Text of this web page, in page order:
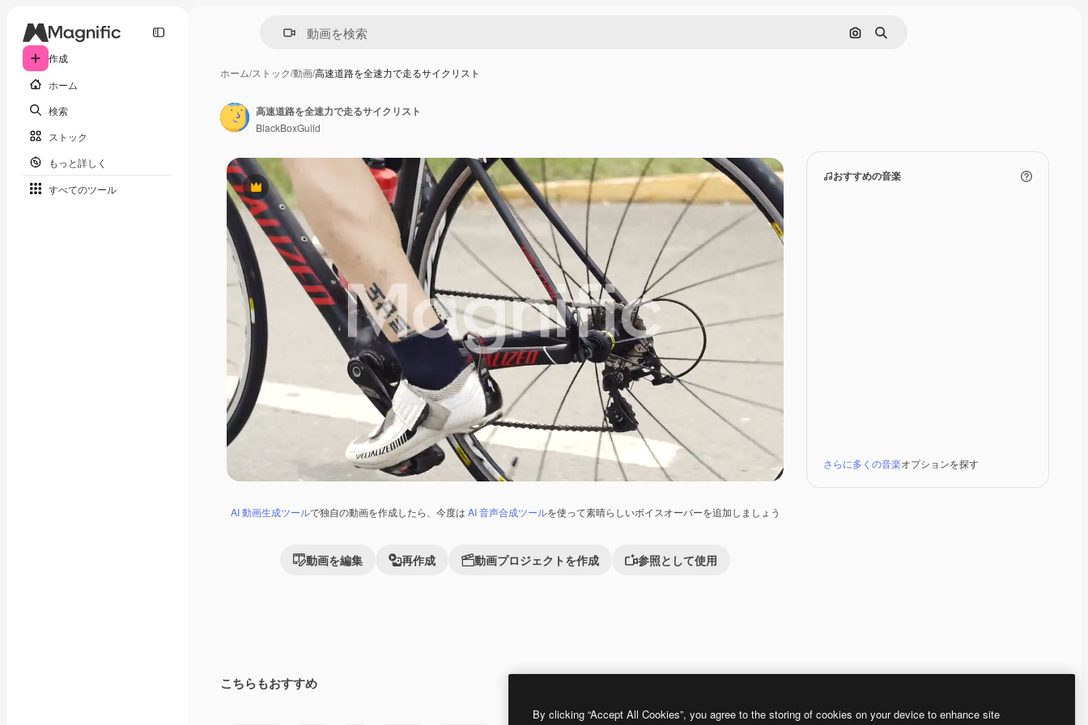
作成
ホーム
検索
ストック
もっと詳しく
すべてのツール
画像で検索
検索
ホーム/ストック/動画/高速道路を全速力で走るサイクリスト
Premium
AI 動画生成ツールで独自の動画を作成したら、今度は AI 音声合成ツールを使って素晴らしいボイスオーバーを追加しましょう
動画を編集 再作成 動画プロジェクトを作成 参照として使用
おすすめの音楽
さらに多くの音楽オプションを探す
高速道路を全速力で走るサイクリスト
BlackBoxGuild
こちらもおすすめ
By clicking “Accept All Cookies”, you agree to the storing of cookies on your device to enhance site